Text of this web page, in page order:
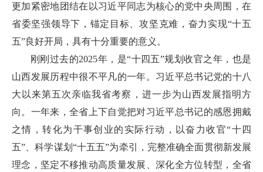
更加紧密地团结在以习近平同志为核心的党中央周围，在
省委坚强领导下，锚定目标、攻坚克难，奋力实现“十五
五”良好开局，具有十分重要的意义。
刚刚过去的2025年，是“十四五”规划收官之年，也是
山西发展历程中很不平凡的一年。习近平总书记党的十八
大以来第五次亲临我省考察，进一步为山西发展指明方
向。一年来，全省上下自觉把对习近平总书记的感恩拥戴
之情，转化为干事创业的实际行动，以奋力收官“十四
五”、科学谋划“十五五”为牵引，完整准确全面贯彻新发展
理念，坚定不移推动高质量发展、深化全方位转型，全省